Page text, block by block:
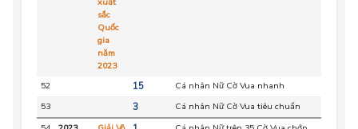
sắc
Quốc
gia
năm
2023
52 15 Cá nhân Nữ Cờ Vua nhanh
53
3 Cá nhân Nữ Cờ Vua tiêu chuẩn